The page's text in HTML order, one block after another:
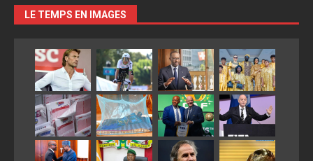
LE TEMPS EN IMAGES